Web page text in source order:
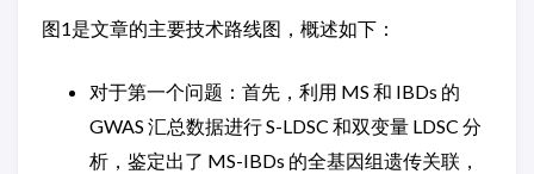
图1是文章的主要技术路线图，概述如下：
对于第一个问题：首先，利用 MS 和 IBDs 的
GWAS 汇总数据进行 S-LDSC 和双变量 LDSC 分
析，鉴定出了 MS-IBDs 的全基因组遗传关联，